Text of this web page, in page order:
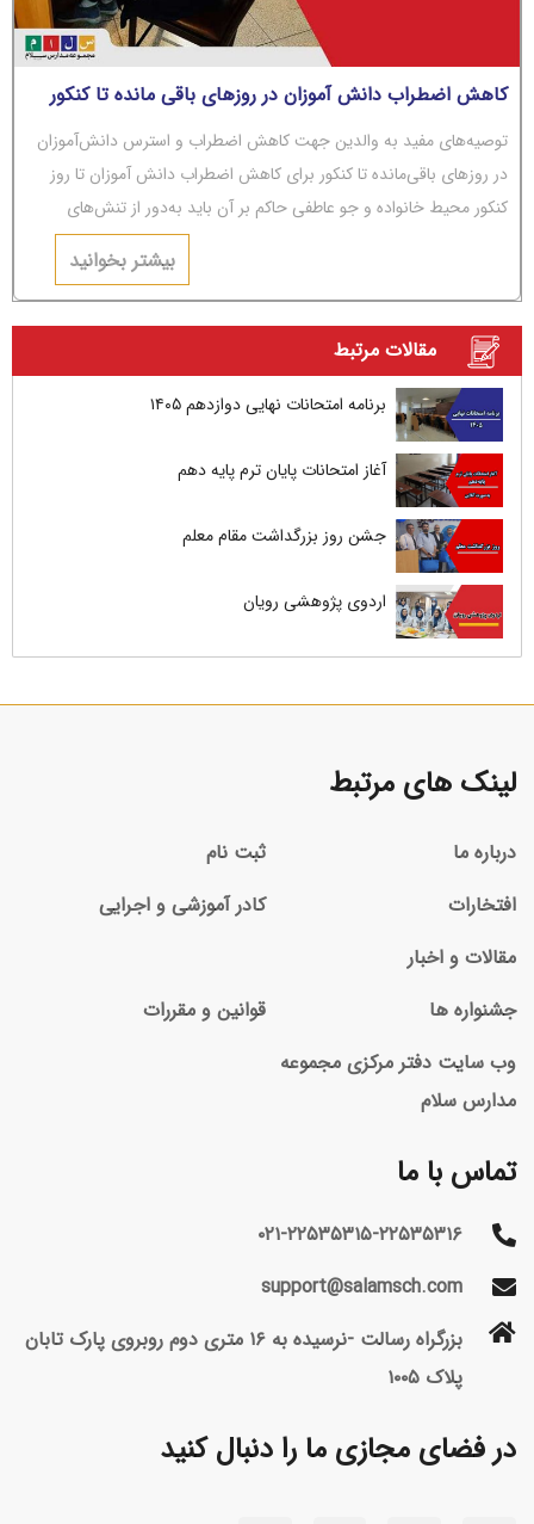
کاهش اضطراب دانش آموزان در روزهای باقی مانده تا کنکور
توصیه‌های مفید به والدین جهت کاهش اضطراب و استرس دانش‌آموزان
در روزهای باقی‌مانده تا کنکور برای کاهش اضطراب دانش آموزان تا روز
کنکور محیط خانواده و جو عاطفی حاکم بر آن باید به‌دور از تنش‌های
بیشتر بخوانید
مقالات مرتبط
برنامه امتحانات نهایی دوازدهم ۱۴۰۵
آغاز امتحانات پایان ترم پایه دهم
جشن روز بزرگداشت مقام معلم
اردوی پژوهشی رویان
لینک های مرتبط
درباره ما
ثبت نام
افتخارات
کادر آموزشی و اجرایی
مقالات و اخبار
جشنواره ها
قوانین و مقررات
وب سایت دفتر مرکزی مجموعه
مدارس سلام
تماس با ما
۰۲۱-۲۲۵۳۵۳۱۵-۲۲۵۳۵۳۱۶
support@salamsch.com
بزرگراه رسالت -نرسیده به ۱۶ متری دوم روبروی پارک تابان
پلاک ۱۰۰۵
در فضای مجازی ما را دنبال کنید